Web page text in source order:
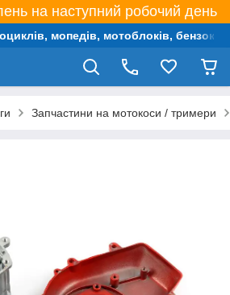
на наступний робочий день
мопедів, мотоблоків,
Запчастини на мотокоси / тримери